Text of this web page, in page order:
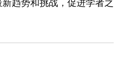
趋势和挑战，促进学者之